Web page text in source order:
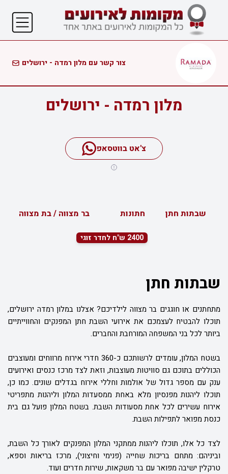
צור קשר עם מלון רמדה - ירושלים
מלון רמדה - ירושלים
צ'אט בווטסאפ
שבתות חתן חתונות בר מצווה / בת מצווה
2400 ש"ח לחדר זוגי
שבתות חתן
מתחתנים או חוגגים בר מצווה לילדיכם? אצלנו במלון רמדה ירושלים,
תוכלו להבטיח לעצמכם את אירועי השבת חתן המפנקים והחווייתיים
ביותר לכל בני המשפחה המורחבת והחברים.
בשטח המלון, עומדים לרשותכם כ-360 חדרי אירוח מרווחים ומעוצבים
הכוללים בתוכם גם סוויטות מעוצבות, וזאת לצד מרכז כנסים ואירועים
ענק עם מספר גדול של אולמות וחללי אירוח בגדלים שונים. כמו כן,
תוכלו ליהנות מפנסיון מלא באחת ממסעדות המלון וליהנות מתפריטי
אירוח עשירים לכל אחת מסעודות השבת. בשטח המלון פועל גם בית
כנסת מפואר לתפילות השבת.
לצד כל אלו, תוכלו ליהנות ממתקני המלון המפנקים לאורך כל השבת,
וביניהם: מתחם בריכות שחייה (פנימי וחיצוני), מרכז בריאות וספא,
טרקלין ישיבה מפואר עם בר משקאות, שירות חדרים ועוד.